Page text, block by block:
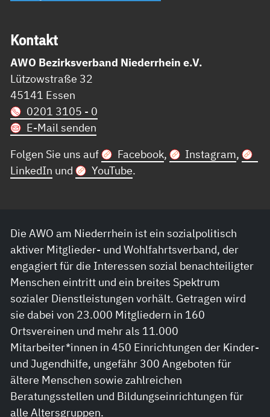
Kon­takt
AWO Bezirksverband Niederrhein e.V.
Lützowstraße 32
45141 Essen
0201 3105 - 0
E-Mail senden
Folgen Sie uns auf
Facebook, Instagram,
LinkedIn und YouTube.
Die AWO am Niederrhein ist ein sozialpolitisch
aktiver Mitglieder- und Wohlfahrtsverband, der
engagiert für die Interessen sozial benachteiligter
Menschen eintritt und ein breites Spektrum
sozialer Dienstleistungen vorhält. Getragen wird
sie dabei von 23.000 Mitgliedern in 160
Ortsvereinen und mehr als 11.000
Mitarbeiter*innen in 450 Einrichtungen der Kinder-
und Jugendhilfe, ungefähr 300 Angeboten für
ältere Menschen sowie zahlreichen
Beratungsstellen und Bildungseinrichtungen für
alle Altersgruppen.